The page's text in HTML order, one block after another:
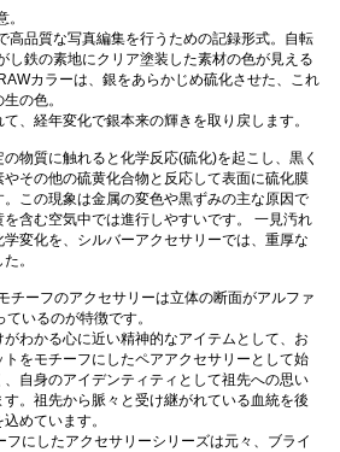
高品質な写真編集を行うための記録形式。自転
し鉄の素地にクリア塗装した素材の色が見える
カラーは、銀をあらかじめ硫化させた、これ
の色。
、経年変化で銀本来の輝きを取り戻します。
物質に触れると化学反応(硫化)を起こし、黒く
その他の硫黄化合物と反応して表面に硫化膜
この現象は金属の変色や黒ずみの主な原因で
含む空気中では進行しやすいです。 一見汚れ
変化を、シルバーアクセサリーでは、重厚な
。
チーフのアクセサリーは立体の断面がアルファ
いるのが特徴です。
わかる心に近い精神的なアイテムとして、お
をモチーフにしたペアアクセサリーとして始
自身のアイデンティティとして祖先への思い
。祖先から脈々と受け継がれている血統を後
めています。
フにしたアクセサリーシリーズは元々、ブライ